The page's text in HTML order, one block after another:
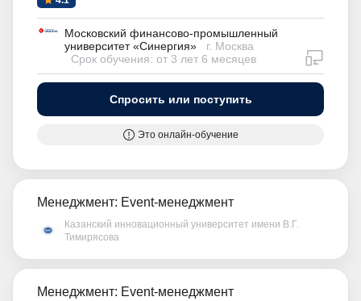
Московский финансово-промышленный
университет «Синергия»
г. Москва
Срок обучения: от 3 лет 6 месяцев
Спросить или поступить
Это онлайн-обучение
Менеджмент: Event-менеджмент
Казанский инновационный университет имени В.Г.
Тимирясова
Менеджмент: Event-менеджмент